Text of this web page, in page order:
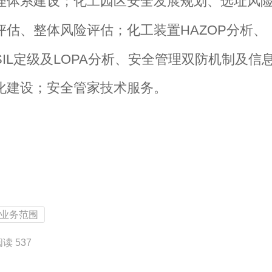
估、整体风险评估；化工装置HAZOP分析、
定级及 LOPA分析、安全管理双防机制及信
建设；安全管家技术服务。
业务范围
读 537